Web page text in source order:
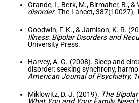
Grande, I., Berk, M., Birmaher, B., &
disorder. The Lancet, 387(10027),
Goodwin, F. K., & Jamison, K. R.
Illness: Bipolar Disorders and
University Press.
Harvey, A. G. (2008). Sleep and
disorder: seeking synchrony,
American Journal of Psychiatry,
Miklowitz, D. J. (2019). The